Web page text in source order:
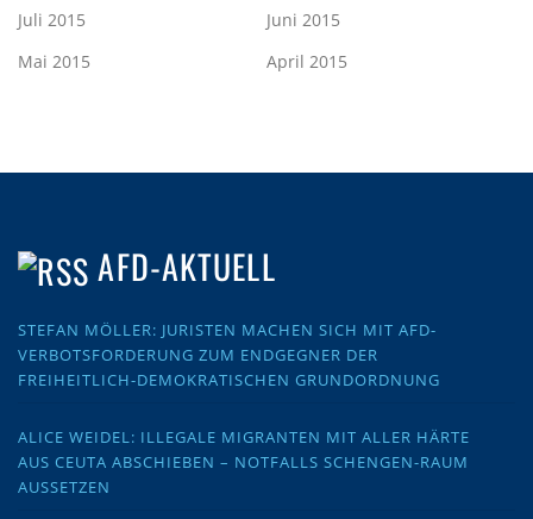
Juli 2015
Juni 2015
Mai 2015
April 2015
AFD-AKTUELL
STEFAN MÖLLER: JURISTEN MACHEN SICH MIT AFD-
VERBOTSFORDERUNG ZUM ENDGEGNER DER
FREIHEITLICH-DEMOKRATISCHEN GRUNDORDNUNG
ALICE WEIDEL: ILLEGALE MIGRANTEN MIT ALLER HÄRTE
AUS CEUTA ABSCHIEBEN – NOTFALLS SCHENGEN-RAUM
AUSSETZEN